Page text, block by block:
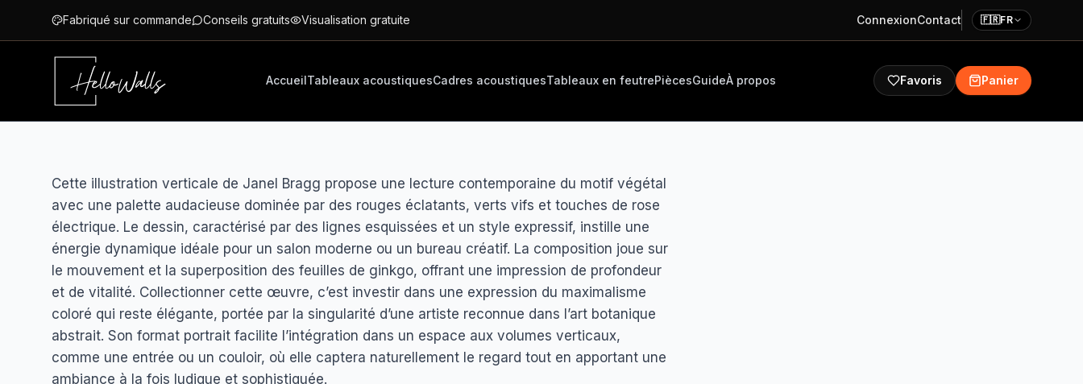
Fabriqué sur commande Conseils gratuits Visualisation gratuite ConnexionContact 🇫🇷FR
AccueilTableaux acoustiquesCadres acoustiquesTableaux en feutrePiècesGuideÀ propos Favoris Panier
Cette illustration verticale de Janel Bragg propose une lecture contemporaine du motif végétal
avec une palette audacieuse dominée par des rouges éclatants, verts vifs et touches de rose
électrique. Le dessin, caractérisé par des lignes esquissées et un style expressif, instille une
énergie dynamique idéale pour un salon moderne ou un bureau créatif. La composition joue sur
le mouvement et la superposition des feuilles de ginkgo, offrant une impression de profondeur
et de vitalité. Collectionner cette œuvre, c’est investir dans une expression du maximalisme
coloré qui reste élégante, portée par la singularité d’une artiste reconnue dans l’art botanique
abstrait. Son format portrait facilite l’intégration dans un espace aux volumes verticaux,
comme une entrée ou un couloir, où elle captera naturellement le regard tout en apportant une
ambiance à la fois ludique et sophistiquée.